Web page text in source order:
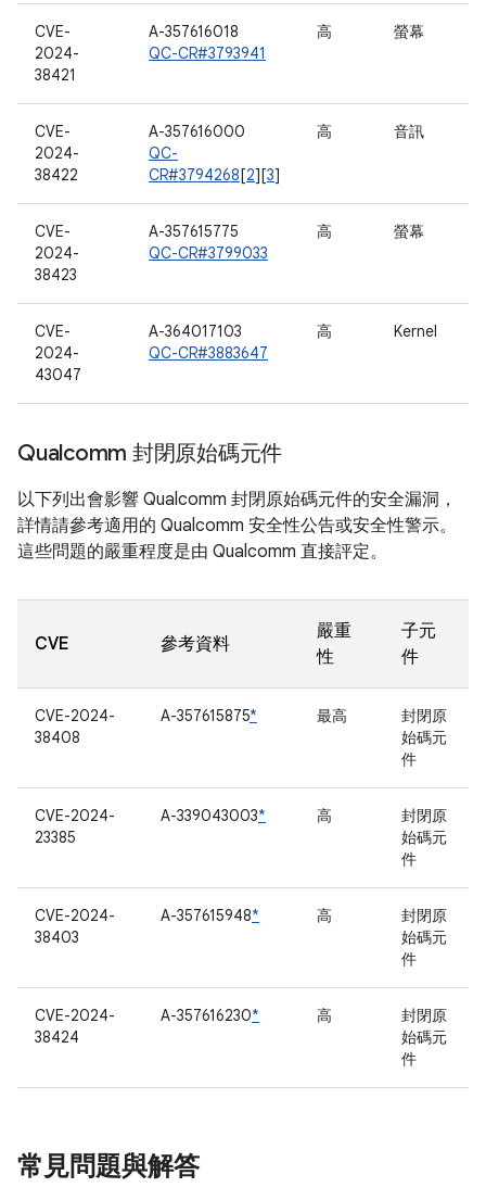
CVE-
2024-
38421
A-357616018
QC-CR#3793941
高 螢幕
CVE-
2024-
38422
A-357616000
QC-
CR#3794268[2][3]
高 音訊
CVE-
2024-
38423
A-357615775
QC-CR#3799033
高 螢幕
CVE-
2024-
43047
A-364017103
QC-CR#3883647
高 Kernel
Qualcomm 封閉原始碼元件
以下列出會影響 Qualcomm 封閉原始碼元件的安全漏洞，
詳情請參考適用的 Qualcomm 安全性公告或安全性警示。
這些問題的嚴重程度是由 Qualcomm 直接評定。
CVE 參考資料
嚴重
性
子元
件
CVE-2024-
38408
A-357615875* 最高
封閉原
始碼元
件
CVE-2024-
23385
A-339043003* 高
封閉原
始碼元
件
CVE-2024-
38403
A-357615948* 高
封閉原
始碼元
件
CVE-2024-
38424
A-357616230* 高
封閉原
始碼元
件
常見問題與解答